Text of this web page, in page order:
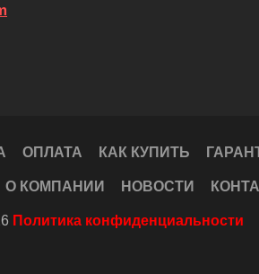
ОПЛАТА КАК КУПИТЬ
О КОМПАНИИ НОВОСТИ
Политика конфиденциальности